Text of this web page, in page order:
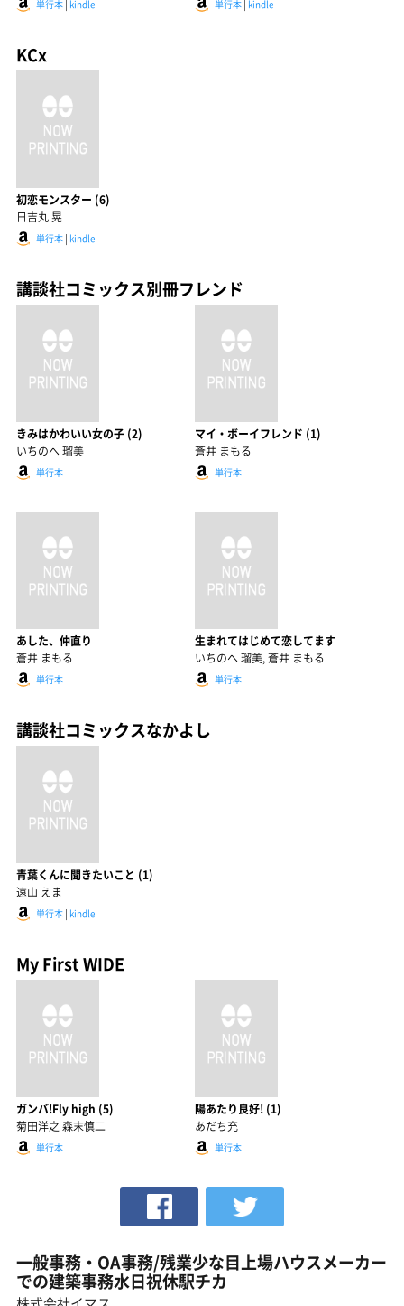
単行本 kindle 単行本| kindle
KCx
初恋モンスター (6)
日吉丸 晃
単行本 | kindle
講談社コミックス別冊フレンド
きみはかわいい女の子 (2)
いちのへ 瑠美
単行本
マイ・ボーイフレンド (1)
蒼井 まもる
単行本
あした、仲直り
蒼井 まもる
単行本
生まれてはじめて恋してます
いちのへ 瑠美, 蒼井 まもる
単行本
講談社コミックスなかよし
青葉くんに聞きたいこと (1)
遠山 えま
単行本 | kindle
My First WIDE
ガンバ!Fly high (5)
菊田洋之 森末慎二
単行本
陽あたり良好! (1)
あだち充
単行本
一般事務・OA事務/残業少な目上場ハウスメーカー
での建築事務水日祝休駅チカ